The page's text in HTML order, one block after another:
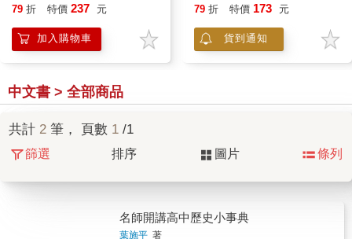
79 折 特價 237 元
加入購物車
79 折 特價 173 元
貨到通知
中文書 > 全部商品
共計 2 筆， 頁數 1 /1
篩選 排序 圖片 條列
名師開講高中歷史小事典
葉施平 著